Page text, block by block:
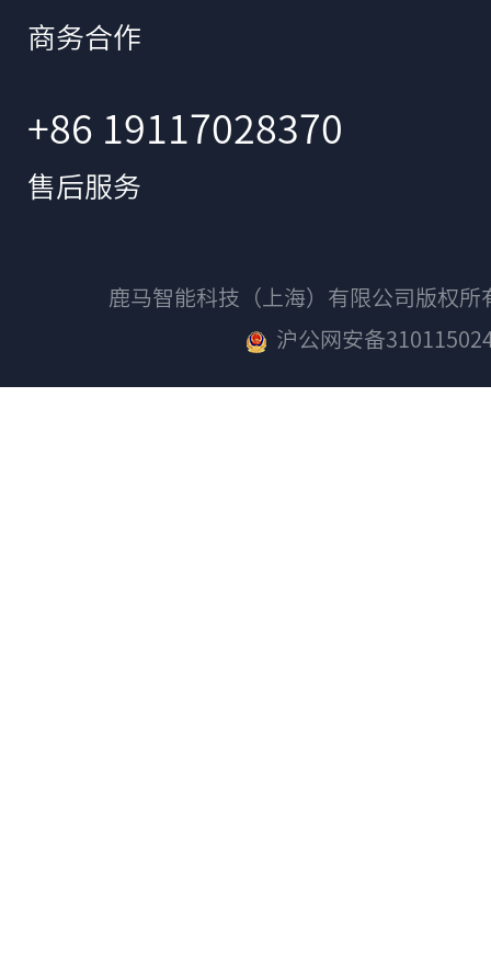
商务合作
+86 19117028370
售后服务
鹿马智能科技（上海）有限公司版权
沪公网安备